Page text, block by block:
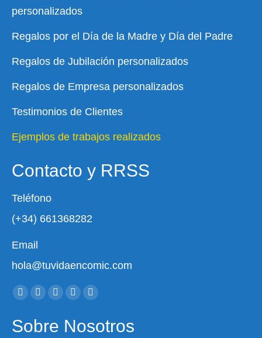
personalizados
Regalos por el Día de la Madre y Día del Padre
Regalos de Jubilación personalizados
Regalos de Empresa personalizados
Testimonios de Clientes
Ejemplos de trabajos realizados
Contacto y RRSS
Teléfono
(+34) 661368282
Email
hola@tuvidaencomic.com
Encuéntranos en:
Sobre Nosotros